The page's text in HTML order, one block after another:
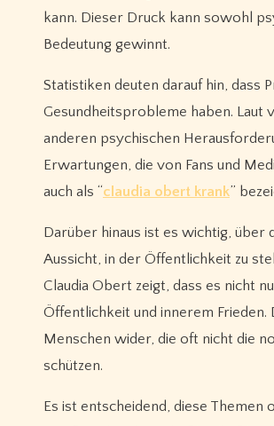
kann. Dieser Druck kann sowohl
Bedeutung gewinnt.
Statistiken deuten darauf hin, dass
Gesundheitsprobleme haben. Laut
anderen psychischen
Erwartungen, die von Fans und
auch als “claudia obert krank”
Darüber hinaus ist es wichtig, über
Aussicht, in der Öffentlichkeit zu
Claudia Obert zeigt, dass es nicht
Öffentlichkeit und innerem
Menschen wider, die oft nicht die
schützen.
Es ist entscheidend, diese Themen